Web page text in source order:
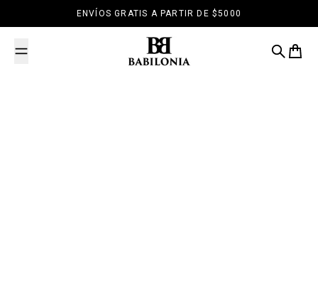
Saltar al contenidoENVÍOS GRATIS A PARTIR DE $5000
Babilonia
BuscarCarrito